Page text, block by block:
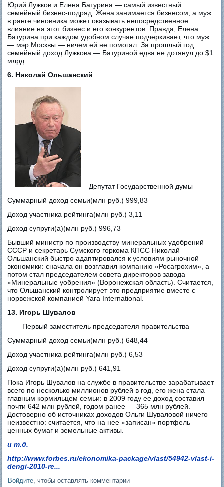
Юрий Лужков и Елена Батурина — самый известный
семейный бизнес-подряд. Жена занимается бизнесом, а муж
в ранге чиновника может оказывать непосредственное
влияние на этот бизнес и его конкурентов. Правда, Елена
Батурина при каждом удобном случае подчеркивает, что муж
— мэр Москвы — ничем ей не помогал. За прошлый год
семейный доход Лужкова — Батуриной едва не дотянул до $1
млрд.
6. Николай Ольшанский
Депутат Государственной думы
Суммарный доход семьи(млн руб.) 999,83
Доход участника рейтинга(млн руб.) 3,11
Доход супруги(а)(млн руб.) 996,73
Бывший министр по производству минеральных удобрений
СССР и секретарь Сумского горкома КПСС Николай
Ольшанский быстро адаптировался к условиям рыночной
экономики: сначала он возглавил компанию «Росагрохим», а
потом стал председателем совета директоров завода
«Минеральные уобрения» (Воронежская область). Считается,
что Ольшанский контролирует это предприятие вместе с
норвежской компанией Yara International.
13. Игорь Шувалов
Первый заместитель председателя правительства
Суммарный доход семьи(млн руб.) 648,44
Доход участника рейтинга(млн руб.) 6,53
Доход супруги(а)(млн руб.) 641,91
Пока Игорь Шувалов на службе в правительстве зарабатывает
всего по несколько миллионов рублей в год, его жена стала
главным кормильцем семьи: в 2009 году ее доход составил
почти 642 млн рублей, годом ранее — 365 млн рублей.
Достоверно об источниках доходов Ольги Шуваловой ничего
неизвестно: считается, что на нее «записан» портфель
ценных бумаг и земельные активы.
и т.д.
http://www.forbes.ru/ekonomika-package/vlast/54942-vlast-i-
dengi-2010-re...
Войдите , чтобы оставлять комментарии